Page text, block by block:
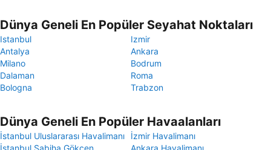
Dünya Geneli En Popüler Seyahat Noktaları
Istanbul
Izmir
Antalya
Ankara
Milano
Bodrum
Dalaman
Roma
Bologna
Trabzon
Dünya Geneli En Popüler Havaalanları
İstanbul Uluslararası Havalimanı
İzmir Havalimanı
İstanbul Sabiha Gökçen
Ankara Havalimanı